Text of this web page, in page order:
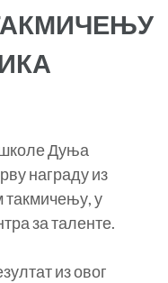
Дуња
награду из
такмичењу, у
за таленте.
из овог